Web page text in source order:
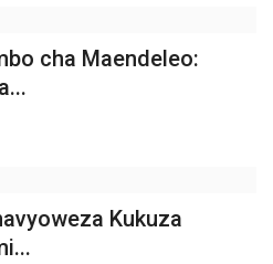
cha Maendeleo:
Kukuza